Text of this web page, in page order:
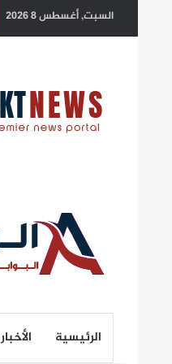
السبت, أغسطس 8 2026
الرئيسية الأخبار